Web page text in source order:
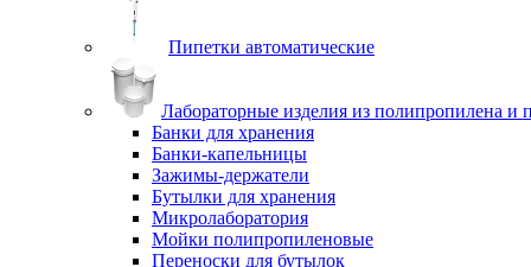
Пипетки автоматические
Лабораторные изделия из полипропилена и
Банки для хранения
Банки-капельницы
Зажимы-держатели
Бутылки для хранения
Микролаборатория
Мойки полипропиленовые
Переноски для бутылок